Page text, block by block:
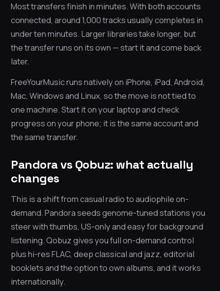
Most transfers finish in minutes. With both accounts
connected, around 1,000 tracks usually completes in
under ten minutes. Larger libraries take longer, but
the transfer runs on its own — start it and come back
later.
FreeYourMusic runs natively on iPhone, iPad, Android,
Mac, Windows and Linux, so the move is not tied to
one machine. Start it on your laptop and check
progress on your phone; it is the same account and
the same transfer.
Pandora vs Qobuz: what actually
changes
This is a shift from casual radio to audiophile on-
demand. Pandora seeds genome-tuned stations you
steer with thumbs, US-only and easy for background
listening. Qobuz gives you full on-demand control
plus hi-res FLAC, deep classical and jazz, editorial
booklets and the option to own albums, and it works
internationally.